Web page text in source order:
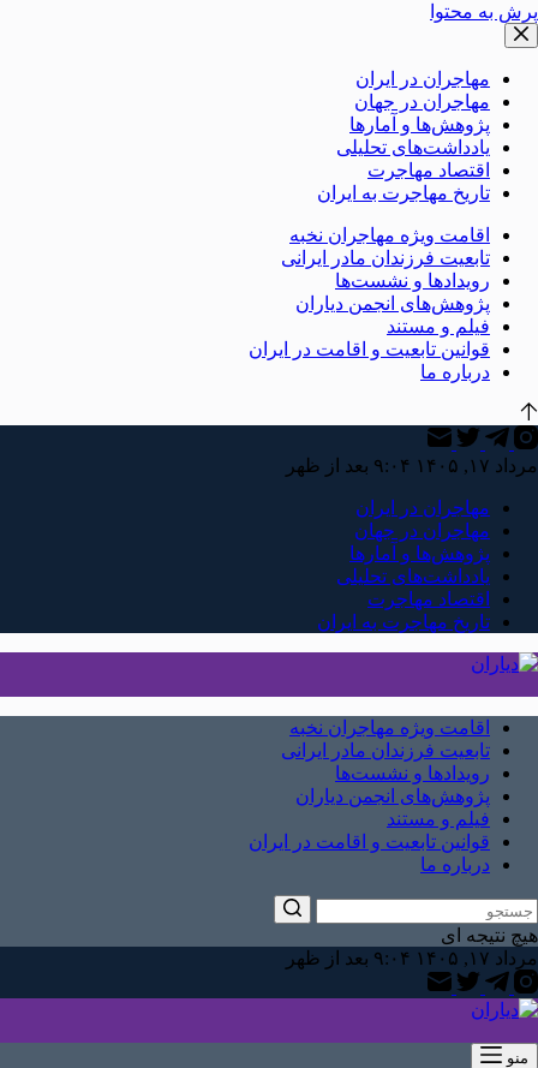
پرش به محتوا
مهاجران در ایران
مهاجران در جهان
پژوهش‌ها و آمارها
یادداشت‌های تحلیلی
اقتصاد مهاجرت
تاریخ مهاجرت به ایران
اقامت ویژه مهاجران نخبه
تابعیت فرزندان مادر ایرانی
رویدادها و نشست‌ها
پژوهش‌های انجمن دیاران
فیلم و مستند
قوانین تابعیت و اقامت در ایران
درباره ما
مرداد ۱۷, ۱۴۰۵ ۹:۰۴ بعد از ظهر
مهاجران در ایران
مهاجران در جهان
پژوهش‌ها و آمارها
یادداشت‌های تحلیلی
اقتصاد مهاجرت
تاریخ مهاجرت به ایران
اقامت ویژه مهاجران نخبه
تابعیت فرزندان مادر ایرانی
رویدادها و نشست‌ها
پژوهش‌های انجمن دیاران
فیلم و مستند
قوانین تابعیت و اقامت در ایران
درباره ما
هیچ نتیجه ای
مرداد ۱۷, ۱۴۰۵ ۹:۰۴ بعد از ظهر
منو